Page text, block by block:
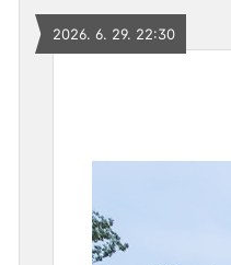
2026. 6. 29. 22:30